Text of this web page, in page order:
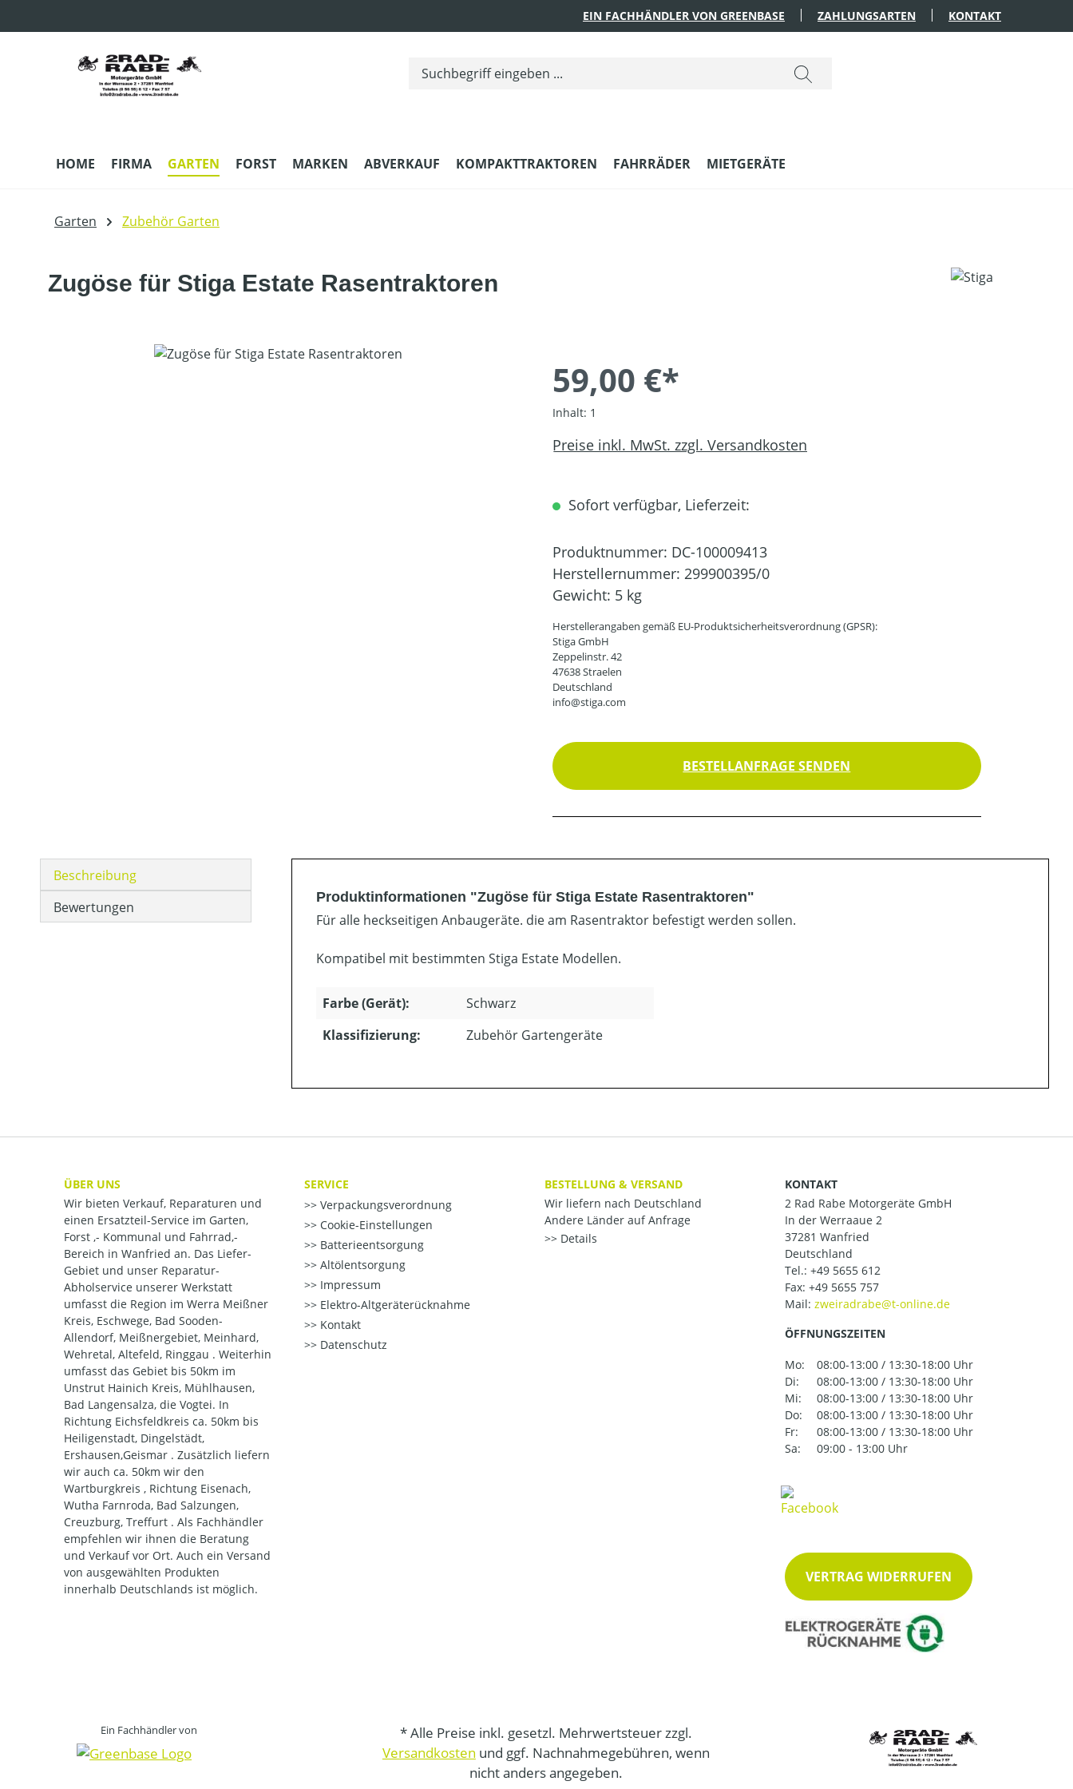
EIN FACHHÄNDLER VON GREENBASE ZAHLUNGSARTEN KONTAKT
HOME FIRMA GARTEN FORST MARKEN ABVERKAUF KOMPAKTTRAKTOREN FAHRRÄDER MIETGERÄTE
Garten Zubehör Garten
Zugöse für Stiga Estate Rasentraktoren
Bildergalerie überspringen
59,00 €*
Inhalt: 1
Preise inkl. MwSt. zzgl. Versandkosten
Sofort verfügbar, Lieferzeit:
Produktnummer: DC-100009413
Herstellernummer: 299900395/0
Gewicht: 5 kg
Herstellerangaben gemäß EU-Produktsicherheitsverordnung (GPSR):
Stiga GmbH
Zeppelinstr. 42
47638 Straelen
Deutschland
info@stiga.com
BESTELLANFRAGE SENDEN
Beschreibung
Bewertungen
Produktinformationen "Zugöse für Stiga Estate Rasentraktoren"
Für alle heckseitigen Anbaugeräte. die am Rasentraktor befestigt werden sollen.
Kompatibel mit bestimmten Stiga Estate Modellen.
Farbe (Gerät):
Schwarz
Klassifizierung:
Zubehör Gartengeräte
ÜBER UNS
Wir bieten Verkauf, Reparaturen und
einen Ersatzteil-Service im Garten,
Forst ,- Kommunal und Fahrrad,-
Bereich in Wanfried an. Das Liefer-
Gebiet und unser Reparatur-
Abholservice unserer Werkstatt
umfasst die Region im Werra Meißner
Kreis, Eschwege, Bad Sooden-
Allendorf, Meißnergebiet, Meinhard,
Wehretal, Altefeld, Ringgau . Weiterhin
umfasst das Gebiet bis 50km im
Unstrut Hainich Kreis, Mühlhausen,
Bad Langensalza, die Vogtei. In
Richtung Eichsfeldkreis ca. 50km bis
Heiligenstadt, Dingelstädt,
Ershausen,Geismar . Zusätzlich liefern
wir auch ca. 50km wir den
Wartburgkreis , Richtung Eisenach,
Wutha Farnroda, Bad Salzungen,
Creuzburg, Treffurt . Als Fachhändler
empfehlen wir ihnen die Beratung
und Verkauf vor Ort. Auch ein Versand
von ausgewählten Produkten
innerhalb Deutschlands ist möglich.
SERVICE
Verpackungsverordnung
Cookie-Einstellungen
Batterieentsorgung
Altölentsorgung
Impressum
Elektro-Altgeräterücknahme
Kontakt
Datenschutz
BESTELLUNG & VERSAND
Wir liefern nach Deutschland
Andere Länder auf Anfrage
Details
KONTAKT
2 Rad Rabe Motorgeräte GmbH
In der Werraaue 2
37281 Wanfried
Deutschland
Tel.: +49 5655 612
Fax: +49 5655 757
Mail:
ÖFFNUNGSZEITEN
Mo:
08:00-13:00 / 13:30-18:00 Uhr
Di:
08:00-13:00 / 13:30-18:00 Uhr
Mi:
08:00-13:00 / 13:30-18:00 Uhr
Do:
08:00-13:00 / 13:30-18:00 Uhr
Fr:
08:00-13:00 / 13:30-18:00 Uhr
Sa:
09:00 - 13:00 Uhr
VERTRAG WIDERRUFEN
Ein Fachhändler von
* Alle Preise inkl. gesetzl. Mehrwertsteuer zzgl.
Versandkosten und ggf. Nachnahmegebühren, wenn
nicht anders angegeben.